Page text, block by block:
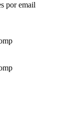
por email